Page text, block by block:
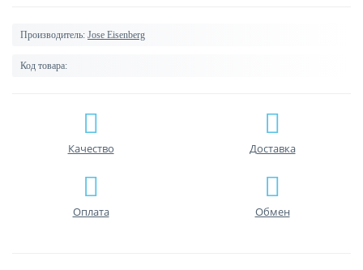
Производитель: Jose Eisenberg
Код товара:
Качество Доставка
Оплата Обмен